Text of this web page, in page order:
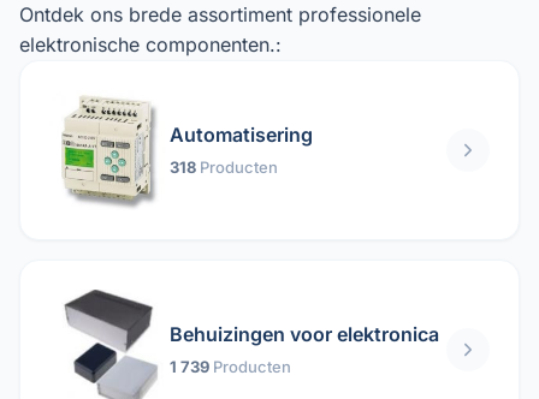
Ontdek ons ​​brede assortiment professionele
elektronische componenten.:
Automatisering
318 Producten
Behuizingen voor elektronica
1 739 Producten